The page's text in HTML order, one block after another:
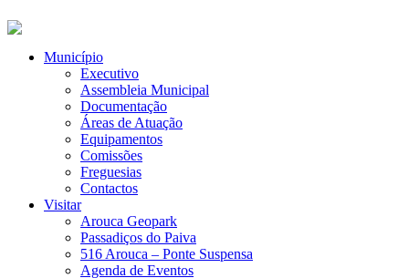
Município
Executivo
Assembleia Municipal
Documentação
Áreas de Atuação
Equipamentos
Comissões
Freguesias
Contactos
Visitar
Arouca Geopark
Passadiços do Paiva
516 Arouca – Ponte Suspensa
Agenda de Eventos